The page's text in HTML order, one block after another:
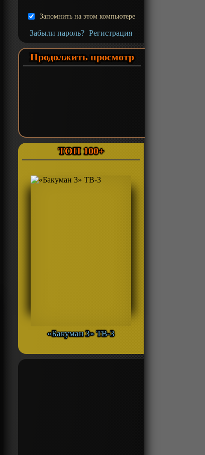
Запомнить на этом компьютере
Забыли пароль? Регистрация
Продолжить просмотр
ТОП 100+
«Бакуман 3» ТВ-3